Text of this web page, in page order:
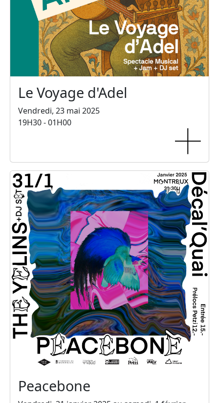
Le Voyage d'Adel
Vendredi, 23 mai 2025
19H30 - 01H00
Peacebone